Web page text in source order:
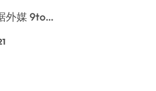
外媒 9to…